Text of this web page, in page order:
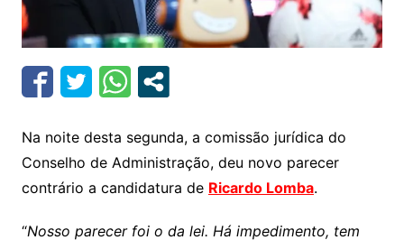
Na noite desta segunda, a comissão jurídica do
Conselho de Administração, deu novo parecer
contrário a candidatura de Ricardo Lomba.
“Nosso parecer foi o da lei. Há impedimento, tem